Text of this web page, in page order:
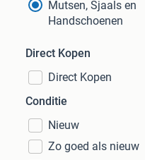
Mutsen, Sjaals en
Handschoenen
Direct Kopen
Direct Kopen
Conditie
Nieuw
Zo goed als nieuw